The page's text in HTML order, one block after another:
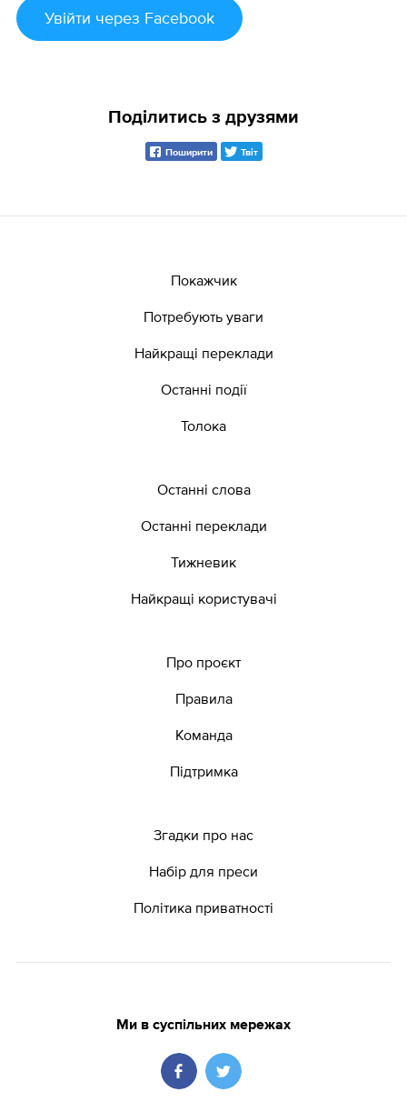
Увійти через Facebook
Поділитись з друзями
Поширити Твіт
Покажчик
Потребують уваги
Найкращі переклади
Останні події
Толока
Останні слова
Останні переклади
Тижневик
Найкращі користувачі
Про проєкт
Правила
Команда
Підтримка
Згадки про нас
Набір для преси
Політика приватності
Ми в суспільних мережах